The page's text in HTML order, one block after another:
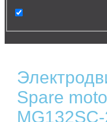
Spare